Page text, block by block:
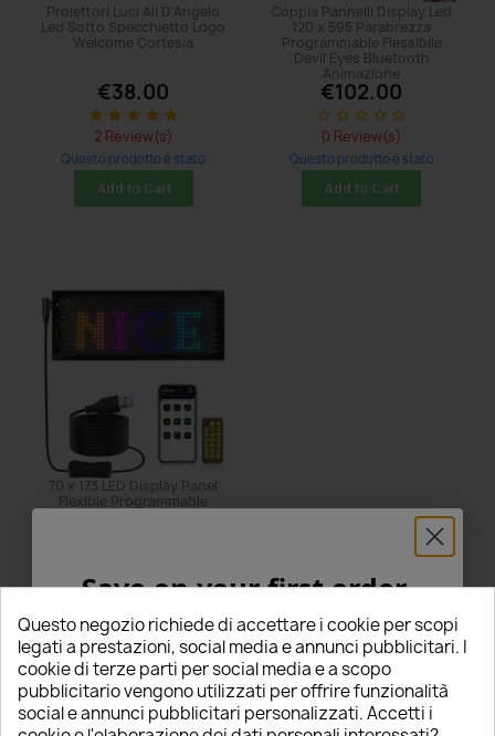
Proiettori Luci Ali D'Angelo
Led Sotto Specchietto Logo
Welcome Cortesia
€38.00
star star star star star
2 Review(s)
Questo prodotto è stato
acquistato: 11 times
Add to Cart
Coppia Pannelli Display Led
120 x 595 Parabrezza
Programmable Flessibile
Devil Eyes Bluetooth
Animazione
€102.00
star_border star_border star_border star_border star_border
0 Review(s)
Questo prodotto è stato
acquistato: 5 times
Add to Cart
70 x 173 LED Display Panel
Flexible Programmable
star_borderstar_borderstar_borderstar_borderstar_border
Questo prodotto è stato
acquistato: 5 times
Add to Cart
Luci Proiettori Loghi ledperKIA Cerato specifici.
Questo negozio richiede di accettare i cookie per scopi
legati a prestazioni, social media e annunci pubblicitari. I
cookie di terze parti per social media e a scopo
pubblicitario vengono utilizzati per offrire funzionalità
social e annunci pubblicitari personalizzati. Accetti i
Save on your first order
5% FOR YOU!
Enter your email below to receive a5%
DISCOUNTon your first order!